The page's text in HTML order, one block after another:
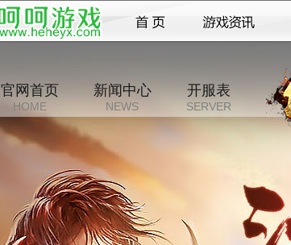
官网首页
HOME
新闻中心
NEWS
开服表
SERVER